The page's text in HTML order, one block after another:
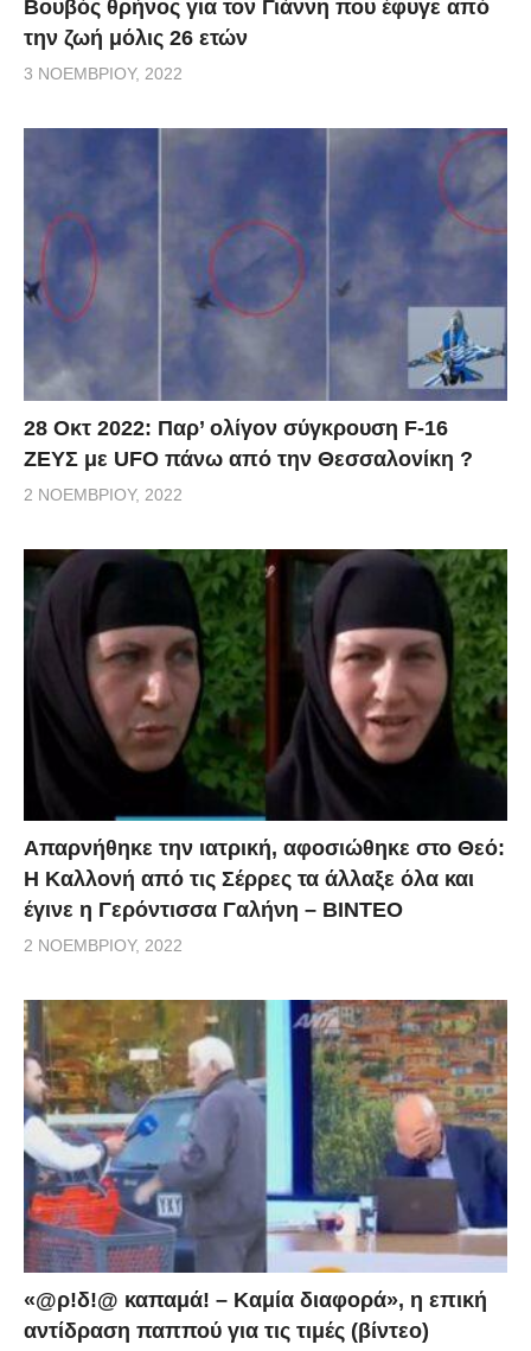
Βουβός θρήνος για τον Γιάννη που έφυγε από
την ζωή μόλις 26 ετών
3 ΝΟΕΜΒΡΊΟΥ, 2022
28 Οκτ 2022: Παρ’ ολίγον σύγκρουση F-16
ΖΕΥΣ με UFO πάνω από την Θεσσαλονίκη ?
2 ΝΟΕΜΒΡΊΟΥ, 2022
Απαρνήθηκε την ιατρική, αφοσιώθηκε στο Θεό:
Η Καλλονή από τις Σέρρες τα άλλαξε όλα και
έγινε η Γερόντισσα Γαλήνη – ΒΙΝΤΕΟ
2 ΝΟΕΜΒΡΊΟΥ, 2022
«@ρ!δ!@ καπαμά! – Καμία διαφορά», η επική
αντίδραση παππού για τις τιμές (βίντεο)